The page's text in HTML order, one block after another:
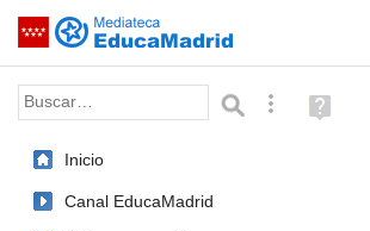
Saltar navegación
Palabra o frase: BúsquedaAyuda
(en
Inicio
Canal EducaMadrid